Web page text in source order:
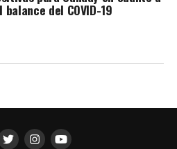
del COVID-19